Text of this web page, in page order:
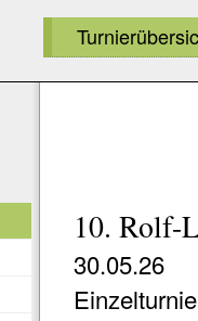
10. Rolf-
30.05.26